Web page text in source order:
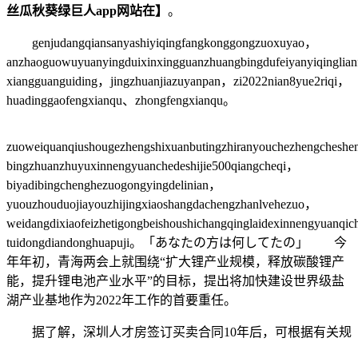
丝瓜秋葵绿巨人app网站在】 。
genjudangqiansanyashiyiqingfangkonggongzuoxuyao，
xiangguanguiding，jingzhuanjiazuyanpan，zi2022nian8yue2riqi，
huadinggaofengxianqu、zhongfengxianqu。
bingzhuanzhuyuxinnengyuanchedeshijie500qiangcheqi，
biyadibingchenghezuogongyingdelinian，
yuouzhouduojiayouzhijingxiaoshangdachengzhanlvehezuo，
tuidongdiandonghuapuji。「あなたの方は何してたの」 今
年年初，青海两会上就围绕“扩大锂产业规模，释放碳酸锂产
能，提升锂电池产业水平”的目标，提出将加快建设世界级盐
湖产业基地作为2022年工作的首要重任。
据了解，深圳人才房签订买卖合同10年后，可根据有关规